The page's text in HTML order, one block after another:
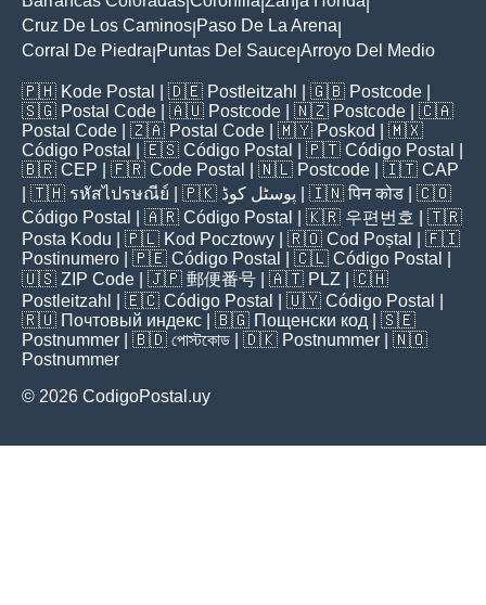
Cruz De Los Caminos Paso De La Arena
Corral De Piedra Puntas Del Sauce Arroyo Del Medio
🇵🇭 Kode Postal | 🇩🇪 Postleitzahl | 🇬🇧 Postcode
🇸🇬 Postal Code | 🇦🇺 Postcode | 🇳🇿 Postcode | 🇨🇦
Postal Code | 🇿🇦 Postal Code | 🇲🇾 Poskod
| 🇲🇽
Código Postal
| 🇪🇸 Código Postal | 🇵🇹 Código Postal
🇧🇷 CEP | 🇫🇷 Code Postal | 🇳🇱 Postcode | 🇮🇹 CAP
| 🇹🇭 รหัสไปรษณีย์ | 🇵🇰 پوسٹل کوڈ | 🇮🇳पिन कोड | 🇨🇴
Código Postal
| 🇦🇷 Código Postal | 🇰🇷 우편번호
| 🇹🇷
Posta Kodu | 🇵🇱 Kod Pocztowy | 🇷🇴 Cod Poștal
| 🇫🇮
Postinumero | 🇵🇪 Código Postal | 🇨🇱 Código Postal
🇺🇸 ZIP Code | 🇯🇵 郵便番号 | 🇦🇹 PLZ | 🇨🇭
Postleitzahl
| 🇪🇨 Código Postal | 🇺🇾 Código Postal
🇷🇺 Почтовый индекс | 🇧🇬 Пощенски код | 🇸🇪
Postnummer | 🇧🇩 পোস্টকোড | 🇩🇰 Postnummer | 🇳🇴
Postnummer
© 2026 CodigoPostal.uy